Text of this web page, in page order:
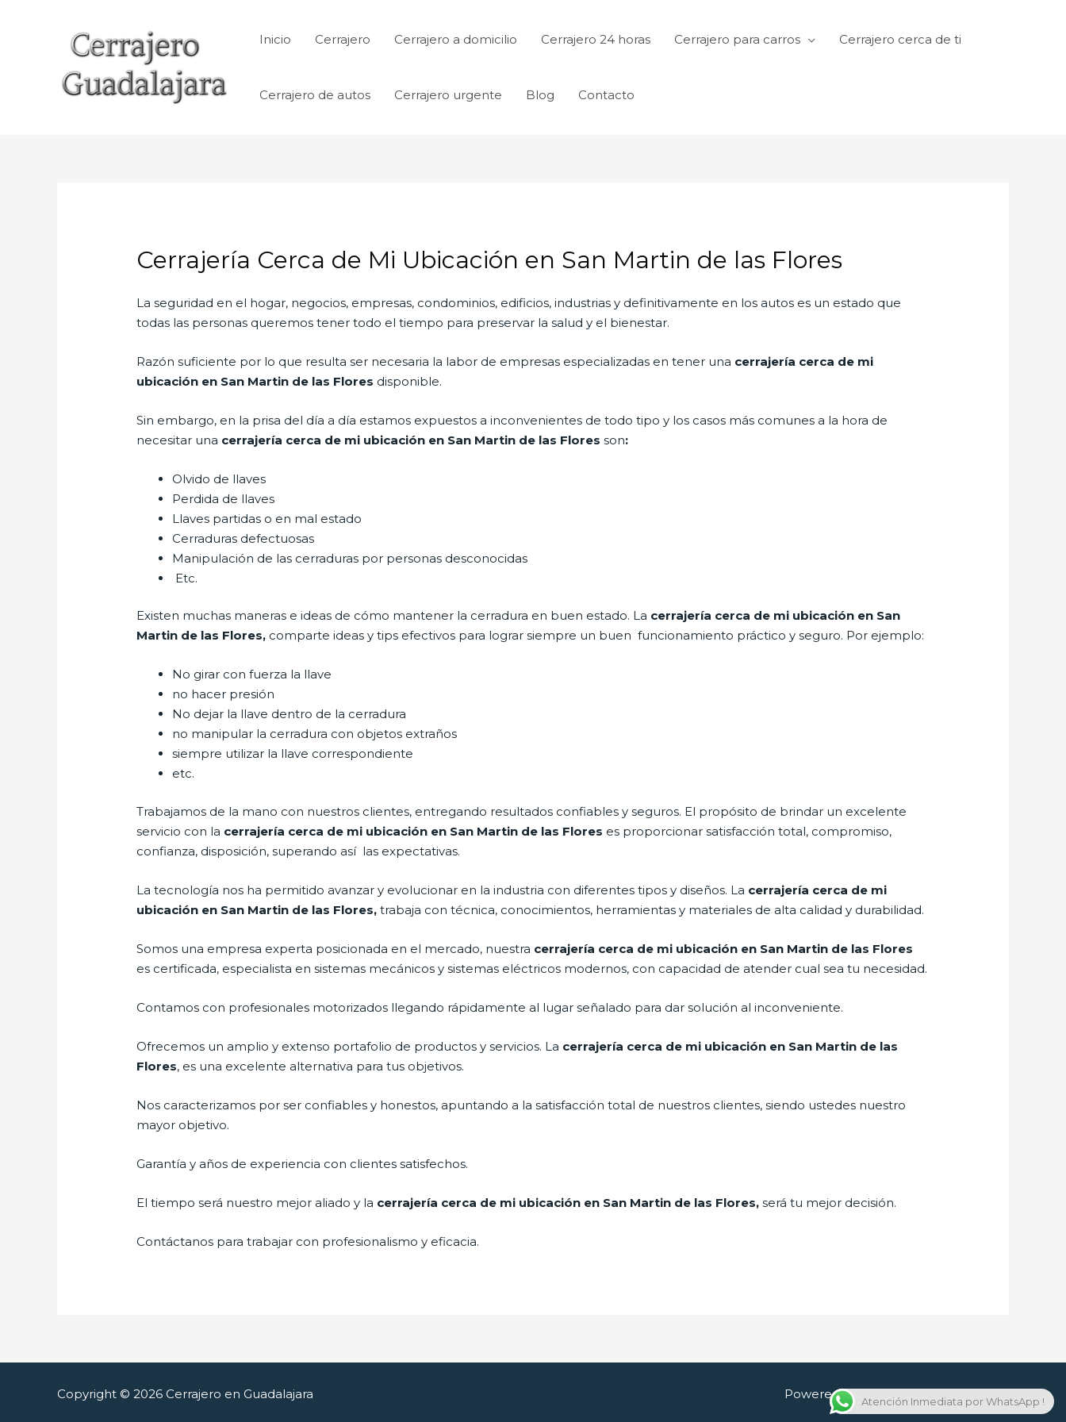
Inicio Cerrajero Cerrajero a domicilio Cerrajero 24 horas Cerrajero para carros Cerrajero cerca de ti
Cerrajero de autos Cerrajero urgente Blog Contacto
Cerrajería Cerca de Mi Ubicación en San Martin de las Flores
La seguridad en el hogar, negocios, empresas, condominios, edificios, industrias y definitivamente en los autos es un estado que
todas las personas queremos tener todo el tiempo para preservar la salud y el bienestar.
Razón suficiente por lo que resulta ser necesaria la labor de empresas especializadas en tener una cerrajería cerca de mi
ubicación en San Martin de las Flores disponible.
Sin embargo, en la prisa del día a día estamos expuestos a inconvenientes de todo tipo y los casos más comunes a la hora de
necesitar una cerrajería cerca de mi ubicación en San Martin de las Flores son:
Olvido de llaves
Perdida de llaves
Llaves partidas o en mal estado
Cerraduras defectuosas
Manipulación de las cerraduras por personas desconocidas
Etc.
Existen muchas maneras e ideas de cómo mantener la cerradura en buen estado. La cerrajería cerca de mi ubicación en San
Martin de las Flores, comparte ideas y tips efectivos para lograr siempre un buen funcionamiento práctico y seguro. Por ejemplo:
No girar con fuerza la llave
no hacer presión
No dejar la llave dentro de la cerradura
no manipular la cerradura con objetos extraños
siempre utilizar la llave correspondiente
etc.
Trabajamos de la mano con nuestros clientes, entregando resultados confiables y seguros. El propósito de brindar un excelente
servicio con la cerrajería cerca de mi ubicación en San Martin de las Flores es proporcionar satisfacción total, compromiso,
confianza, disposición, superando así las expectativas.
La tecnología nos ha permitido avanzar y evolucionar en la industria con diferentes tipos y diseños. La cerrajería cerca de mi
ubicación en San Martin de las Flores,trabaja con técnica, conocimientos, herramientas y materiales de alta calidad y durabilidad.
Somos una empresa experta posicionada en el mercado, nuestra cerrajería cerca de mi ubicación en San Martin de las Flores
es certificada, especialista en sistemas mecánicos y sistemas eléctricos modernos, con capacidad de atender cual sea tu necesidad.
Contamos con profesionales motorizados llegando rápidamente al lugar señalado para dar solución al inconveniente.
Ofrecemos un amplio y extenso portafolio de productos y servicios. La cerrajería cerca de mi ubicación en San Martin de las
Flores, es una excelente alternativa para tus objetivos.
Nos caracterizamos por ser confiables y honestos, apuntando a la satisfacción total de nuestros clientes, siendo ustedes nuestro
mayor objetivo.
Garantía y años de experiencia con clientes satisfechos.
El tiempo será nuestro mejor aliado y la cerrajería cerca de mi ubicación en San Martin de las Flores,será tu mejor decisión.
Contáctanos para trabajar con profesionalismo y eficacia.
Copyright © 2026 Cerrajero en Guadalajara Powered by Cerrajero en Guadalajara
Atención Inmediata por WhatsApp !